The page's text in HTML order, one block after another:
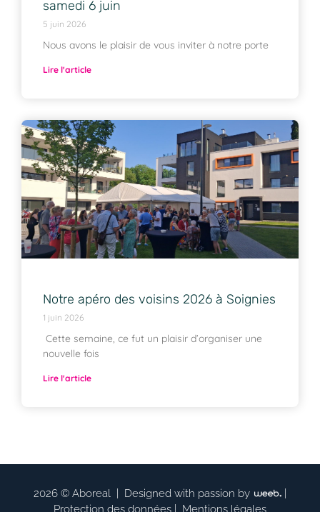
samedi 6 juin
5 juin 2026
Nous avons le plaisir de vous inviter à notre porte
Lire l'article
Notre apéro des voisins 2026 à Soignies
1 juin 2026
Cette semaine, ce fut un plaisir d’organiser une
nouvelle fois
Lire l'article
2026 © Aboreal | Designed with passion by
Protection des données
Mentions légales